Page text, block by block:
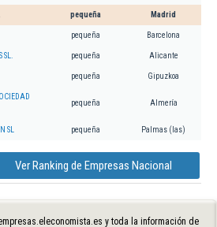
pequeña Madrid
pequeña Barcelona
pequeña Alicante
pequeña Gipuzkoa
pequeña Almería
SL pequeña Palmas (las)
Ver Ranking de Empresas Nacional
y toda la información de